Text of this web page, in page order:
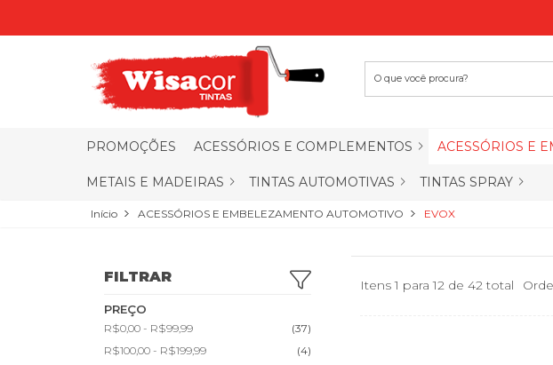
PROMOÇÕES ACESSÓRIOS E COMPLEMENTOS ACESSÓRIOS E
METAIS E MADEIRAS TINTAS AUTOMOTIVAS TINTAS SPRAY
Início ACESSÓRIOS E EMBELEZAMENTO AUTOMOTIVO EVOX
FILTRAR
PREÇO
R$0,00 - R$99,99
(37)
R$100,00 - R$199,99
(4)
Itens 1 para 12 de 42 total